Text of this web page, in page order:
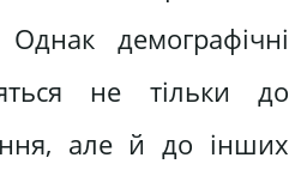
демографічні
не тільки до
але й до інших